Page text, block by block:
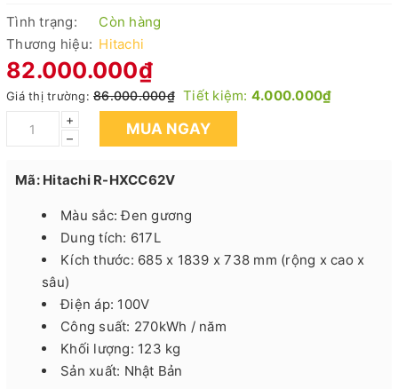
Tình trạng:
Còn hàng
Thương hiệu: Hitachi
82.000.000₫
Giá thị trường: 86.000.000₫ Tiết kiệm: 4.000.000₫
+
–
MUA NGAY
Mã: Hitachi R-HXCC62V
Màu sắc: Đen gương
Dung tích: 617L
Kích thước: 685 x 1839 x 738 mm (rộng x cao x
sâu)
Điện áp: 100V
Công suất: 270kWh / năm
Khối lượng: 123 kg
Sản xuất: Nhật Bản